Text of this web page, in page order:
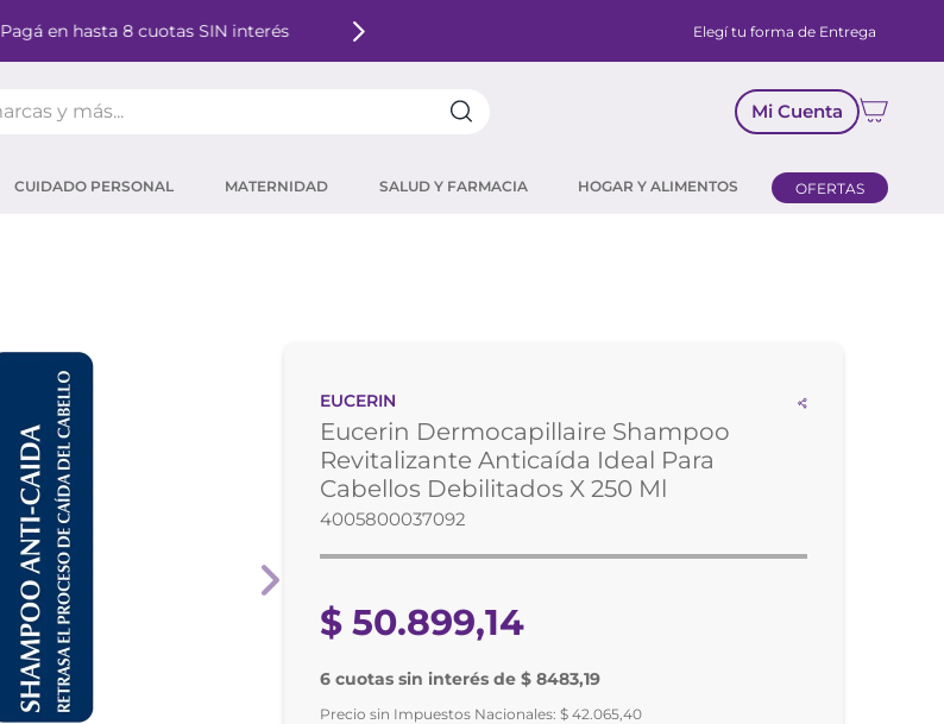
Pagá en hasta 8 cuotas SIN interés Elegí tu forma de Entrega
Mi Cuenta
CUIDADO PERSONAL MATERNIDAD SALUD Y FARMACIA HOGAR Y ALIMENTOS OFERTAS
EUCERIN
Eucerin Dermocapillaire Shampoo
Revitalizante Anticaída Ideal Para
Cabellos Debilitados X 250 Ml
4005800037092
$ 50.899,14
6 cuotas sin interés de $ 8483,19
Precio sin Impuestos Nacionales:$ 42.065,40